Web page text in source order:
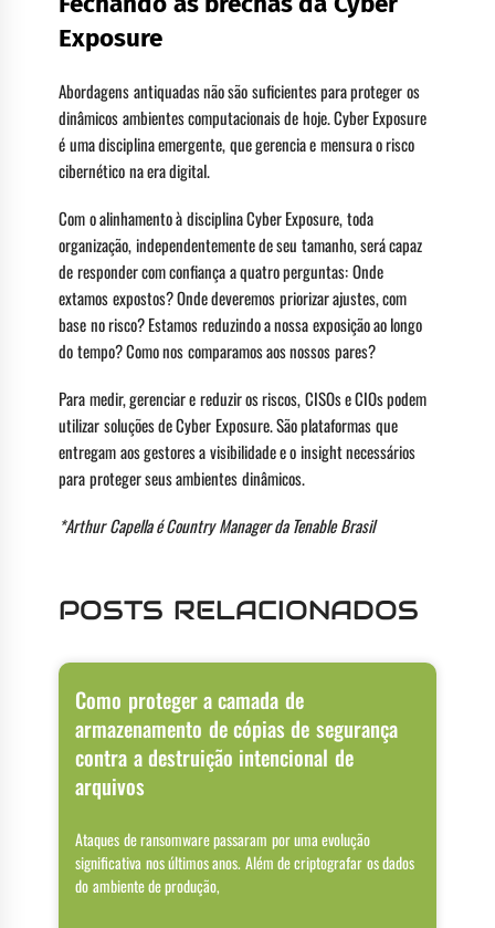
Exposure
Abordagens antiquadas não são suficientes para proteger os
dinâmicos ambientes computacionais de hoje. Cyber Exposure
é uma disciplina emergente, que gerencia e mensura o risco
cibernético na era digital.
Com o alinhamento à disciplina Cyber Exposure, toda
organização, independentemente de seu tamanho, será capaz
de responder com confiança a quatro perguntas: Onde
extamos expostos? Onde deveremos priorizar ajustes, com
base no risco? Estamos reduzindo a nossa exposição ao longo
do tempo? Como nos comparamos aos nossos pares?
Para medir, gerenciar e reduzir os riscos, CISOs e CIOs podem
utilizar soluções de Cyber Exposure. São plataformas que
entregam aos gestores a visibilidade e o insight necessários
para proteger seus ambientes dinâmicos.
*Arthur Capella é Country Manager da Tenable Brasil
POSTS RELACIONADOS
Como proteger a camada de
armazenamento de cópias de segurança
contra a destruição intencional de
arquivos
Ataques de ransomware passaram por uma evolução
significativa nos últimos anos. Além de criptografar os dados
do ambiente de produção,